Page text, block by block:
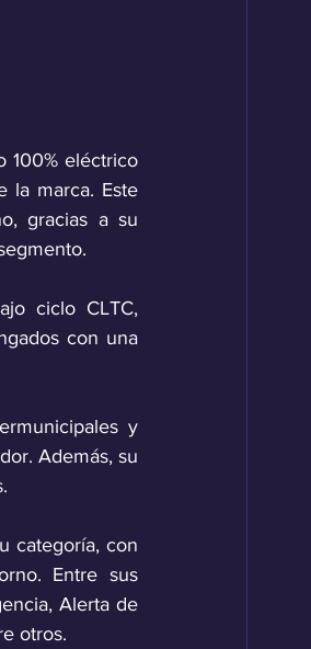
100% eléctrico
la marca. Este
gracias a su
ciclo CLTC,
con una
y
Además, su
categoría, con
Entre sus
Alerta de
otros.